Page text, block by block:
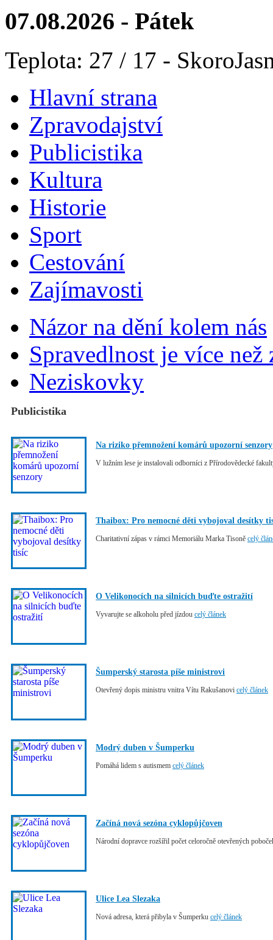
07.08.2026 - Pátek
Teplota: 27 / 17 -
Hlavní strana
Zpravodajství
Publicistika
Kultura
Historie
Sport
Cestování
Zajímavosti
Názor na dění kolem nás
Spravedlnost je více než
Neziskovky
Publicistika
Na riziko přemnožení komárů upozorní senzory
V lužním lese je instalovali odborníci z Přírodovědecké
Thaibox: Pro nemocné děti vybojoval desítky
Charitativní zápas v rámci Memoriálu Marka Tisoně celý
O Velikonocích na silnicích buďte ostražití
Vyvarujte se alkoholu před jízdou celý článek
Šumperský starosta píše ministrovi
Otevřený dopis ministru vnitra Vítu Rakušanovi celý článek
Modrý duben v Šumperku
Pomáhá lidem s autismem celý článek
Začíná nová sezóna cyklopůjčoven
Národní dopravce rozšířil počet celoročně otevřených
Ulice Lea Slezaka
Nová adresa, která přibyla v Šumperku celý článek